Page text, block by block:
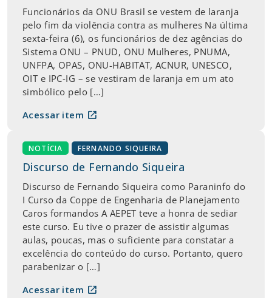
Funcionários da ONU Brasil se vestem de laranja
pelo fim da violência contra as mulheres Na última
sexta-feira (6), os funcionários de dez agências do
Sistema ONU – PNUD, ONU Mulheres, PNUMA,
UNFPA, OPAS, ONU-HABITAT, ACNUR, UNESCO,
OIT e IPC-IG – se vestiram de laranja em um ato
simbólico pelo […]
Acessar item open_in_new
NOTÍCIA FERNANDO SIQUEIRA
Discurso de Fernando Siqueira
Discurso de Fernando Siqueira como Paraninfo do
I Curso da Coppe de Engenharia de Planejamento
Caros formandos A AEPET teve a honra de sediar
este curso. Eu tive o prazer de assistir algumas
aulas, poucas, mas o suficiente para constatar a
excelência do conteúdo do curso. Portanto, quero
parabenizar o […]
Acessar item open_in_new